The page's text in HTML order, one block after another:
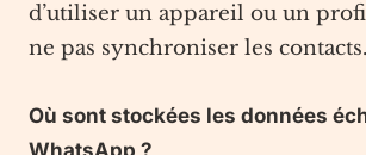
d’utiliser un appareil ou un
ne pas synchroniser les contacts.
Où sont stockées les données
WhatsApp ?